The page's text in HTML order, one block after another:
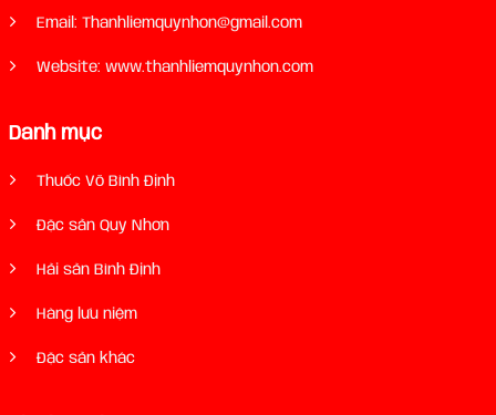
Email: Thanhliemquynhon@gmail.com
Website: www.thanhliemquynhon.com
Danh mục
Thuốc Võ Bình Định
Đặc sản Quy Nhơn
Hải sản Bình Định
Hàng lưu niệm
Đặc sản khác